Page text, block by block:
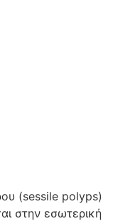
(sessile polyps)
στην εσωτερική